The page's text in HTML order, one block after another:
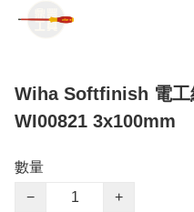
Wiha Softfinish 電工
WI00821 3x100mm
數量
−
+